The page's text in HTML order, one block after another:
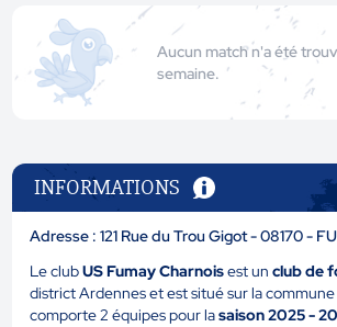
Aucun match n'a été
semaine.
INFORMATIONS
Adresse : 121 Rue du Trou Gigot - 08170 -
Le clubUS Fumay Charnoisest unclub de
district Ardennes et est situé sur la
comporte 2 équipes pour lasaison 2025 -